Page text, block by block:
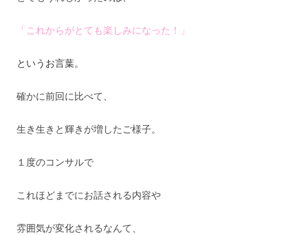
「これからがとても楽しみになった！」
というお言葉。
確かに前回に比べて、
生き生きと輝きが増したご様子。
１度のコンサルで
これほどまでにお話される内容や
雰囲気が変化されるなんて、